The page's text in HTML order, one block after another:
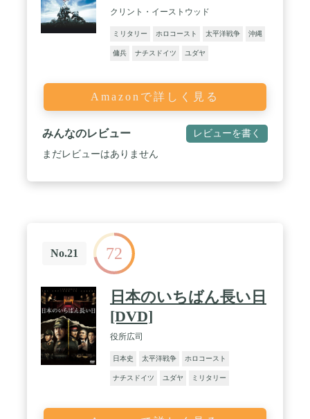
クリント・イーストウッド
ミリタリー ホロコースト 太平洋戦争 沖縄
傭兵 ナチスドイツ ユダヤ
Amazonで詳しく見る
みんなのレビュー レビューを書く
まだレビューはありません
No.21 72
日本のいちばん長い日
[DVD]
役所広司
日本史 太平洋戦争 ホロコースト
ナチスドイツ ユダヤ ミリタリー